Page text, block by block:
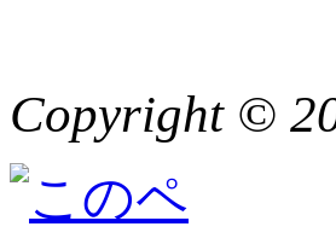
Copyright ©